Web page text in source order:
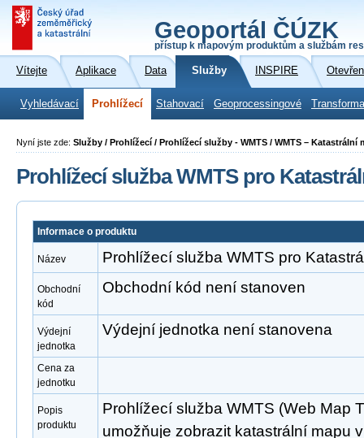
Geoportál ČÚZK
přístup k mapovým produktům a službám
Vítejte Aplikace Data Služby INSPIRE
Vyhledávací Prohlížecí Stahovací Geoprocessingové
Nyní jste zde: Služby / Prohlížecí / Prohlížecí služby - WMTS / WMTS – Katastrální
Prohlížecí služba WMTS pro
Informace o produktu
Název Prohlížecí služba WMTS pro
Obchodní
kód
Obchodní kód není stanoven
Výdejní
jednotka
Výdejní jednotka není stanovena
Cena za
jednotku
Popis
produktu
Prohlížecí služba WMTS (Web Map
umožňuje zobrazit katastrální mapu